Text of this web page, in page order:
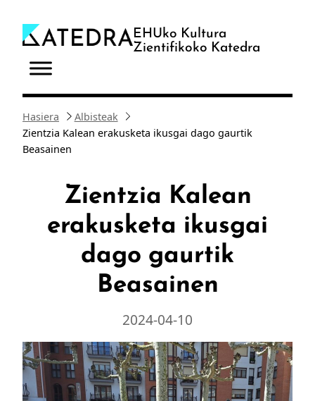
edukira
EHUko Kultura
Zientifikoko Katedra
Hasiera
Albisteak
Zientzia Kalean erakusketa ikusgai dago gaurtik
Beasainen
Zientzia Kalean
erakusketa ikusgai
dago gaurtik
Beasainen
2024-04-10